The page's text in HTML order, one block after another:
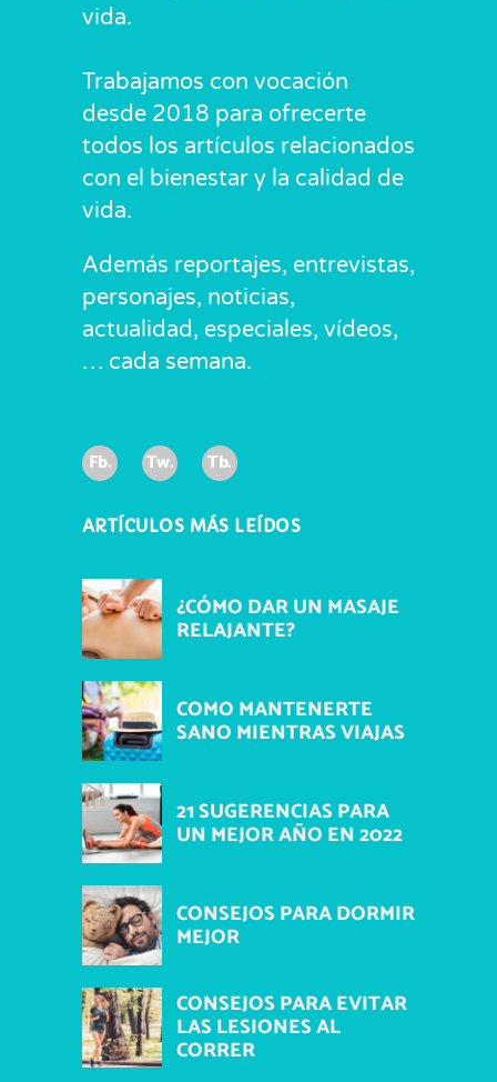
vida.
Trabajamos con vocación
desde 2018 para ofrecerte
todos los artículos relacionados
con el bienestar y la calidad de
vida.
Además reportajes, entrevistas,
personajes, noticias,
actualidad, especiales, vídeos,
… cada semana.
Fb. Tw. Tb.
ARTÍCULOS MÁS LEÍDOS
¿CÓMO DAR UN MASAJE
RELAJANTE?
COMO MANTENERTE
SANO MIENTRAS VIAJAS
21 SUGERENCIAS PARA
UN MEJOR AÑO EN 2022
CONSEJOS PARA DORMIR
MEJOR
CONSEJOS PARA EVITAR
LAS LESIONES AL
CORRER